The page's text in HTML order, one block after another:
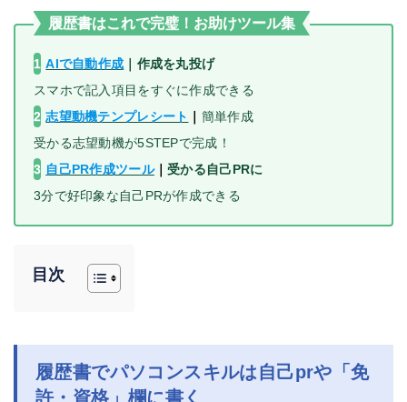
履歴書はこれで完璧！お助けツール集
1 AIで自動作成
作成を丸投げ
スマホで記入項目をすぐに作成できる
2 志望動機テンプレシート
簡単作成
受かる志望動機が5STEPで完成！
3 自己PR作成ツール｜受かる自己PRに
3分で好印象な自己PRが作成できる
目次
履歴書でパソコンスキルは自己prや「免
許・資格」欄に書く